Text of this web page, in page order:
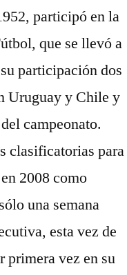
participó en la
que se llevó a
participación dos
Uruguay y Chile y
campeonato.
clasificatorias para
2008 como
una semana
esta vez de
primera vez en su